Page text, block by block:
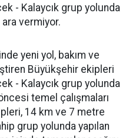
- Kalaycık grup yolunda
vermiyor.
yeni yol, bakım ve
Büyükşehir ekipleri
- Kalaycık grup yolunda
temel çalışmaları
14 km ve 7 metre
grup yolunda yapılan